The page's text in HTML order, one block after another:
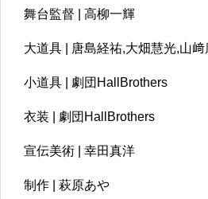
舞台監督 | 高柳一輝
大道具 | 唐島経祐,大畑慧光,山
小道具 | 劇団HallBrothers
衣装 | 劇団HallBrothers
宣伝美術 | 幸田真洋
制作 | 萩原あや